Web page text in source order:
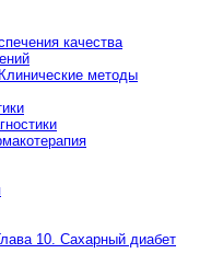
качества
методы
10. Сахарный диабет